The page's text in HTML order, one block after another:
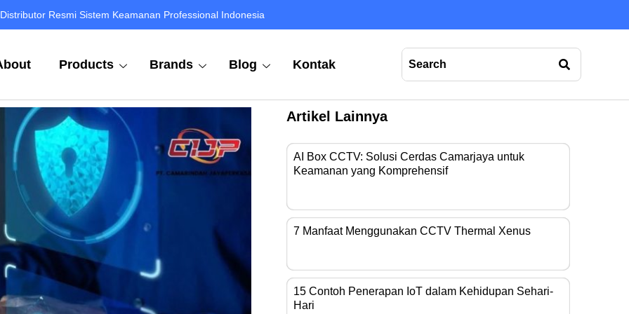
Distributor Resmi Sistem Keamanan Professional Indonesia
Products Brands Blog Kontak
Artikel Lainnya
AI Box CCTV: Solusi Cerdas Camarjaya untuk
Keamanan yang Komprehensif
7 Manfaat Menggunakan CCTV Thermal Xenus
15 Contoh Penerapan IoT dalam Kehidupan Sehari-
Hari